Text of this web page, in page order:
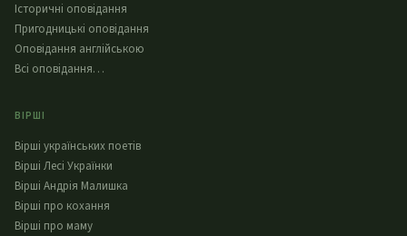
Історичні оповідання
Пригодницькі оповідання
Оповідання англійською
Всі оповідання…
ВІРШІ
Вірші українських поетів
Вірші Лесі Українки
Вірші Андрія Малишка
Вірші про кохання
Вірші про маму